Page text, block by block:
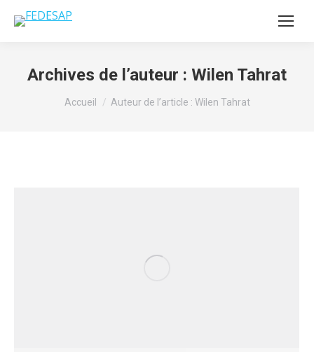
Archives de l’auteur : Wilen Tahrat
Vous êtes ici :
Accueil Auteur de l’article : Wilen Tahrat